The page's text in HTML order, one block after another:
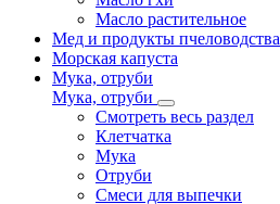
Масло растительное
Мед и продукты пчеловодства
Морская капуста
Мука, отруби
Мука, отруби
Смотреть весь раздел
Клетчатка
Мука
Отруби
Смеси для выпечки